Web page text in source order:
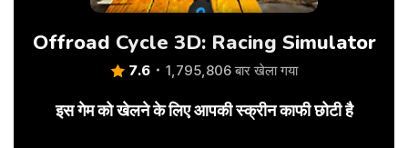
Offroad Cycle 3D: Racing Simulator
7.6 1,795,806 बार खेला गया
इस गेम को खेलने के लिए आपकी स्क्रीन काफी छोटी है